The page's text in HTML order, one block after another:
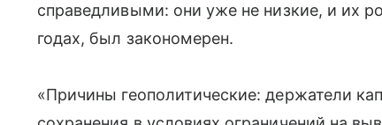
справедливыми: они уже не низкие, и их
годах, был закономерен.
«Причины геополитические: держатели